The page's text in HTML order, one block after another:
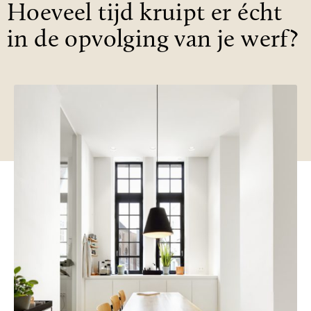
Hoeveel tijd kruipt er écht
in de opvolging van je werf?